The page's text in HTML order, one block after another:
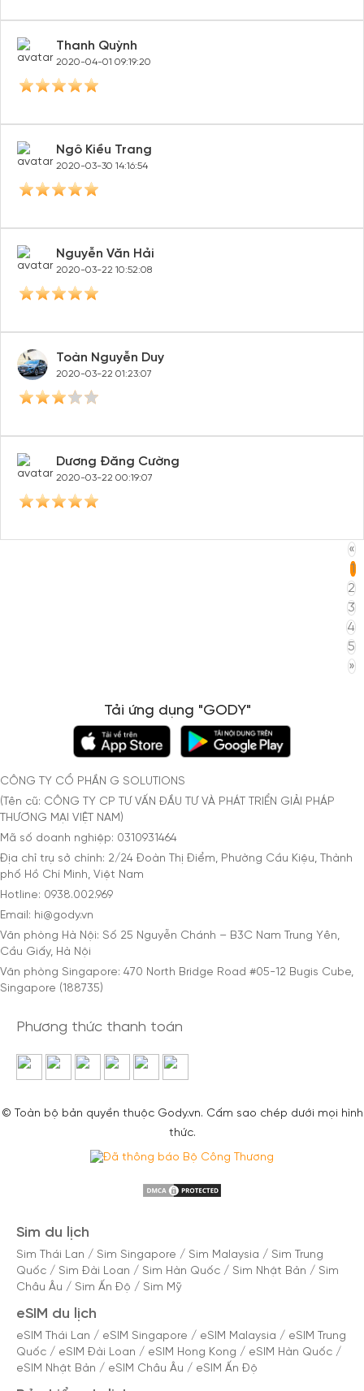
Thanh Quỳnh
2020-04-01 09:19:20
Ngô Kiều Trang
2020-03-30 14:16:54
Nguyễn Văn Hải
2020-03-22 10:52:08
Toàn Nguyễn Duy
2020-03-22 01:23:07
Dương Đăng Cường
2020-03-22 00:19:07
«
1
2
3
4
5
»
Tải ứng dụng "GODY"
CÔNG TY CỔ PHẦN G SOLUTIONS
(Tên cũ: CÔNG TY CP TƯ VẤN ĐẦU TƯ VÀ PHÁT TRIỂN GIẢI PHÁP
THƯƠNG MẠI VIỆT NAM)
Mã số doanh nghiệp: 0310931464
Địa chỉ trụ sở chính: 2/24 Đoàn Thị Điểm, Phường Cầu Kiệu, Thành
phố Hồ Chí Minh, Việt Nam
Hotline: 0938.002.969
Email: hi@gody.vn
Văn phòng Hà Nội: Số 25 Nguyễn Chánh – B3C Nam Trung Yên,
Cầu Giấy, Hà Nội
Văn phòng Singapore: 470 North Bridge Road #05-12 Bugis Cube,
Singapore (188735)
Phương thức thanh toán
© Toàn bộ bản quyền thuộc Gody.vn. Cấm sao chép dưới mọi hình
thức.
Sim du lịch
Sim Thái Lan / Sim Singapore / Sim Malaysia / Sim Trung
Quốc / Sim Đài Loan / Sim Hàn Quốc / Sim Nhật Bản / Sim
Châu Âu / Sim Ấn Độ / Sim Mỹ
eSIM du lịch
eSIM Thái Lan / eSIM Singapore / eSIM Malaysia / eSIM Trung
Quốc / eSIM Đài Loan / eSIM Hong Kong / eSIM Hàn Quốc /
eSIM Nhật Bản / eSIM Châu Âu / eSIM Ấn Độ